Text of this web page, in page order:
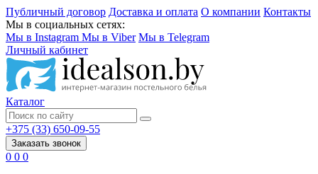
Публичный договор Доставка и оплата О компании Контакты
Мы в социальных сетях:
Мы в Instagram Мы в Viber Мы в Telegram
Личный кабинет
Каталог
+375 (33) 650-09-55
Заказать звонок
0 0 0